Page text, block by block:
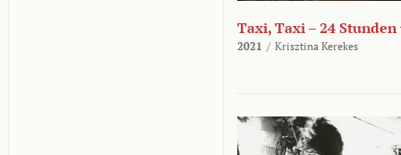
Taxi, Taxi – 24
2021 / Krisztina Kerekes